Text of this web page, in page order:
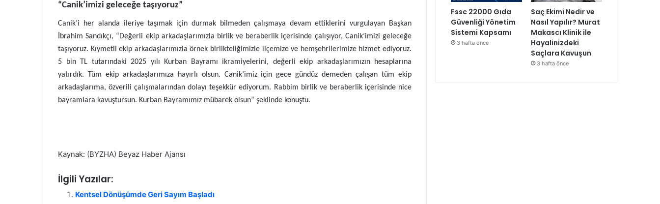
“Canik’imizi geleceğe taşıyoruz”
Canik’i her alanda ileriye taşımak için durmak bilmeden çalışmaya devam ettiklerini vurgulayan Başkan
İbrahim Sandıkçı, “Değerli ekip arkadaşlarımızla birlik ve beraberlik içerisinde çalışıyor, Canik’imizi geleceğe
taşıyoruz. Kıymetli ekip arkadaşlarımızla örnek birlikteliğimizle ilçemize ve hemşehrilerimize hizmet ediyoruz.
5 bin TL tutarındaki 2025 yılı Kurban Bayramı ikramiyelerini, değerli ekip arkadaşlarımızın hesaplarına
yatırdık. Tüm ekip arkadaşlarımıza hayırlı olsun. Canik’imiz için gece gündüz demeden çalışan tüm ekip
arkadaşlarıma, özverili çalışmalarından dolayı teşekkür ediyorum. Rabbim birlik ve beraberlik içerisinde nice
bayramlara kavuştursun. Kurban Bayramımız mübarek olsun” şeklinde konuştu.
Kaynak: (BYZHA) Beyaz Haber Ajansı
İlgili Yazılar:
Kentsel Dönüşümde Geri Sayım Başladı
Fssc 22000 Gıda
Güvenliği Yönetim
Sistemi Kapsamı
3 hafta önce
Saç Ekimi Nedir ve
Nasıl Yapılır? Murat
Makascı Klinik ile
Hayalinizdeki
Saçlara Kavuşun
3 hafta önce